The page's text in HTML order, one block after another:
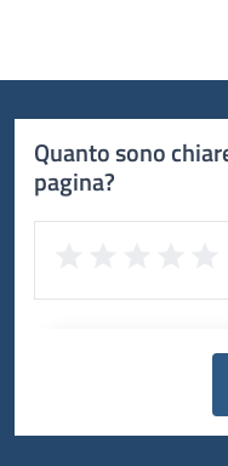
Quanto sono
pagina?